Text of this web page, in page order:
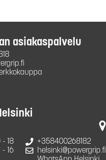
asiakaspalvelu
- 18
- 16
+358400268182
helsinki@powergrip.fi